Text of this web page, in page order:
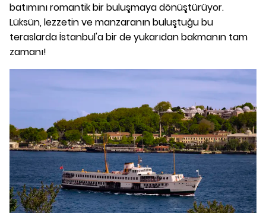
batımını romantik bir buluşmaya dönüştürüyor.
Lüksün, lezzetin ve manzaranın buluştuğu bu
teraslarda İstanbul'a bir de yukarıdan bakmanın tam
zamanı!